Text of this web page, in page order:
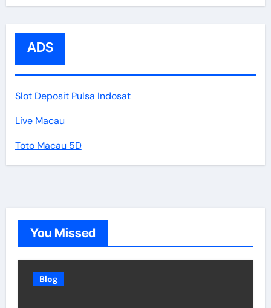
ADS
Slot Deposit Pulsa Indosat
Live Macau
Toto Macau 5D
You Missed
Blog